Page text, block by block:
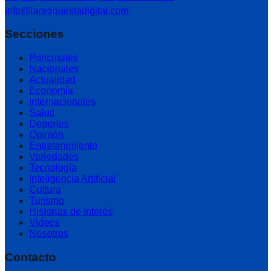
info@lapropuestadigital.com
Secciones
Principales
Nacionales
Actualidad
Economía
Internacionales
Salud
Deportes
Opinión
Entretenimiento
Variedades
Tecnología
Inteligencia Artificial
Cultura
Turismo
Historias de Interés
Videos
Nosotros
Contacto